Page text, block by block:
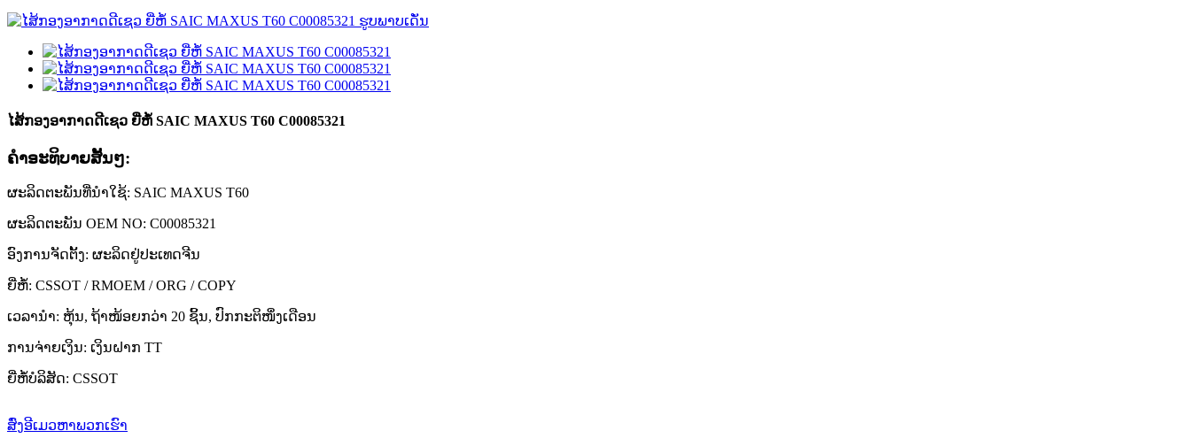
ໄສ້ກອງອາກາດດີເຊວ ຍີ່ຫໍ້ SAIC MAXUS T60 C00085321
ຄໍາອະທິບາຍສັ້ນໆ:
ຜະລິດຕະພັນທີ່ນຳໃຊ້: SAIC MAXUS T60
ຜະລິດຕະພັນ OEM NO: C00085321
ອົງການຈັດຕັ້ງ: ຜະລິດຢູ່ປະເທດຈີນ
ຍີ່ຫໍ້: CSSOT / RMOEM / ORG / COPY
ເວລານຳ: ຫຸ້ນ, ຖ້າໜ້ອຍກວ່າ 20 ຊິ້ນ, ປົກກະຕິໜຶ່ງເດືອນ
ການຈ່າຍເງິນ: ເງິນຝາກ TT
ຍີ່ຫໍ້ບໍລິສັດ: CSSOT
ສົ່ງອີເມວຫາພວກເຮົາ